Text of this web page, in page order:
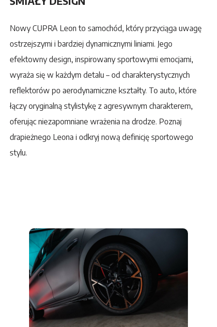
Nowy CUPRA Leon to samochód, który przyciąga uwagę
ostrzejszymi i bardziej dynamicznymi liniami. Jego
efektowny design, inspirowany sportowymi emocjami,
wyraża się w każdym detalu – od charakterystycznych
reflektorów po aerodynamiczne kształty. To auto, które
łączy oryginalną stylistykę z agresywnym charakterem,
oferując niezapomniane wrażenia na drodze. Poznaj
drapieżnego Leona i odkryj nową definicję sportowego
stylu.